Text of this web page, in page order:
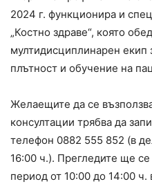
2024 г. функционира и
„Костно здраве“, която
мултидисциплинарен екип
плътност и обучение на
Желаещите да се
консултации трябва да
телефон 0882 555 852 (в
16:00 ч.). Прегледите ще
период от 10:00 до 14:00 ч.